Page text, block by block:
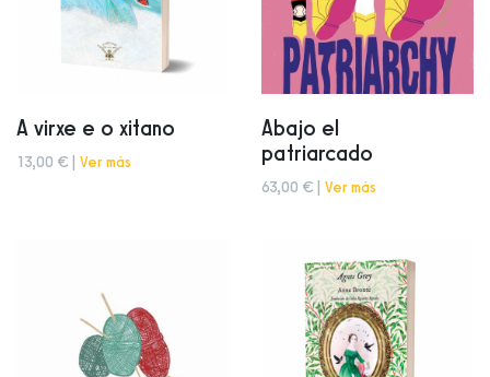
A virxe e o xitano
13,00 € | Ver más
Abajo el
patriarcado
63,00 € | Ver más